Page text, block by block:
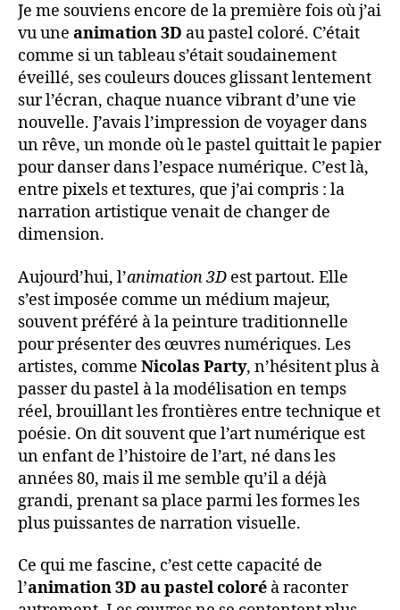
Je me souviens encore de la première fois où j’ai
vu une animation 3D au pastel coloré. C’était
comme si un tableau s’était soudainement
éveillé, ses couleurs douces glissant lentement
sur l’écran, chaque nuance vibrant d’une vie
nouvelle. J’avais l’impression de voyager dans
un rêve, un monde où le pastel quittait le papier
pour danser dans l’espace numérique. C’est là,
entre pixels et textures, que j’ai compris : la
narration artistique venait de changer de
dimension.
Aujourd’hui, l’animation 3D est partout. Elle
s’est imposée comme un médium majeur,
souvent préféré à la peinture traditionnelle
pour présenter des œuvres numériques. Les
artistes, comme Nicolas Party, n’hésitent plus à
passer du pastel à la modélisation en temps
réel, brouillant les frontières entre technique et
poésie. On dit souvent que l’art numérique est
un enfant de l’histoire de l’art, né dans les
années 80, mais il me semble qu’il a déjà
grandi, prenant sa place parmi les formes les
plus puissantes de narration visuelle.
Ce qui me fascine, c’est cette capacité de
l’animation 3D au pastel coloré à raconter